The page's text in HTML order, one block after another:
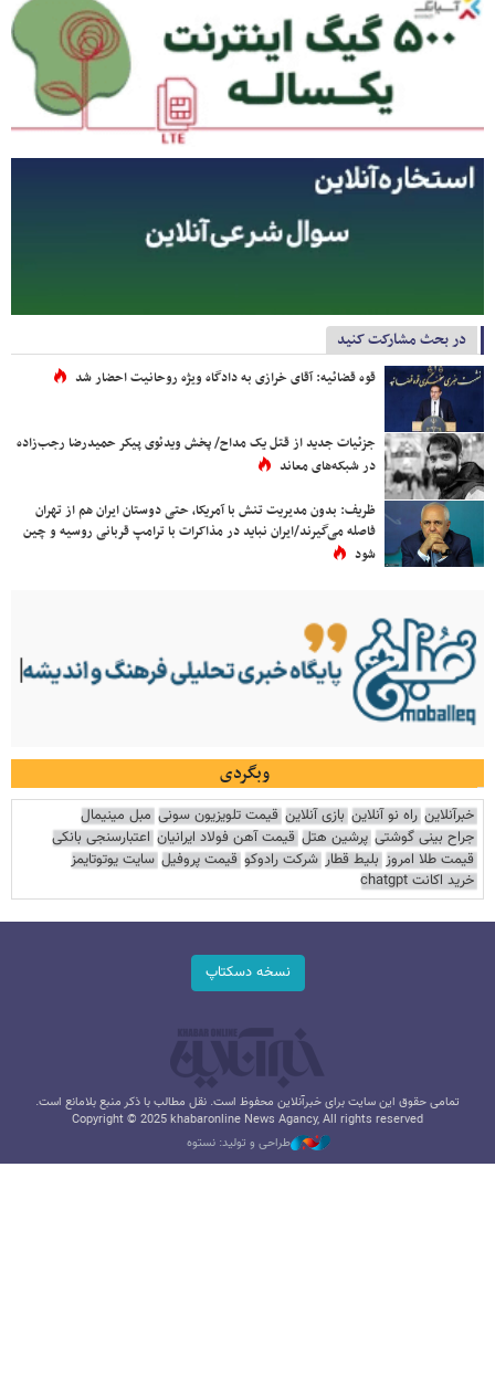
در بحث مشارکت کنید
قوه قضائیه: آقای خرازی به دادگاه ویژه روحانیت احضار شد
جزئیات جدید از قتل یک مداح/ پخش ویدئوی پیکر حمیدرضا رجب‌زاده
در شبکه‌های معاند
ظریف: بدون مدیریت تنش با آمریکا، حتی دوستان ایران هم از تهران
فاصله می‌گیرند/ایران نباید در مذاکرات با ترامپ قربانی روسیه و چین
شود
وبگردی
خبرآنلاین راه نو آنلاین بازی آنلاین قیمت تلویزیون سونی مبل مینیمال
جراح بینی گوشتی پرشین هتل قیمت آهن فولاد ایرانیان اعتبارسنجی بانکی
قیمت طلا امروز بلیط قطار شرکت رادوکو قیمت پروفیل سایت یوتوتایمز
خرید اکانت chatgpt
نسخه دسکتاپ
تمامی حقوق این سایت برای خبرآنلاین محفوظ است. نقل مطالب با ذکر منبع بلامانع است.
Copyright © 2025 khabaronline News Agancy, All rights reserved
طراحی و تولید: نستوه